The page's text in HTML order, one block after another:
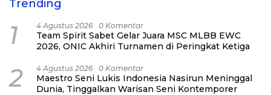
Trending
1 4 Agustus 2026 0 Komentar
Team Spirit Sabet Gelar Juara MSC MLBB EWC
2026, ONIC Akhiri Turnamen di Peringkat Ketiga
2 4 Agustus 2026 0 Komentar
Maestro Seni Lukis Indonesia Nasirun Meninggal
Dunia, Tinggalkan Warisan Seni Kontemporer